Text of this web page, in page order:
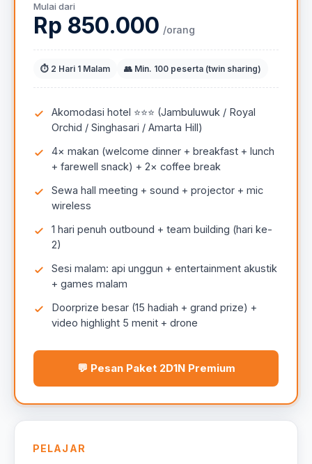
Mulai dari
Rp 850.000 /orang
⏱ 2 Hari 1 Malam 👥 Min. 100 peserta (twin sharing)
Akomodasi hotel ⭐⭐⭐ (Jambuluwuk / Royal
Orchid / Singhasari / Amarta Hill)
4× makan (welcome dinner + breakfast + lunch
+ farewell snack) + 2× coffee break
Sewa hall meeting + sound + projector + mic
wireless
1 hari penuh outbound + team building (hari ke-
2)
Sesi malam: api unggun + entertainment akustik
+ games malam
Doorprize besar (15 hadiah + grand prize) +
video highlight 5 menit + drone
💬 Pesan Paket 2D1N Premium
PELAJAR